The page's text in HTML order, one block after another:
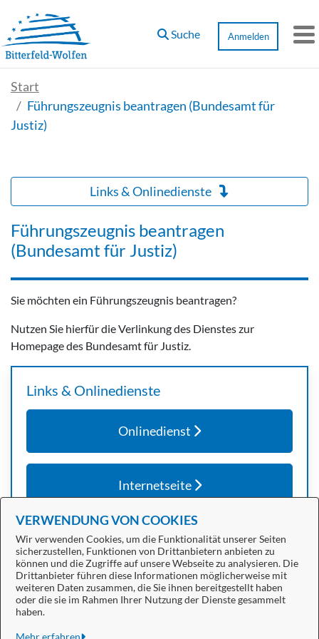
Zum Hauptinhalt springen
Suche
Anmelden
Start
Führungszeugnis beantragen (Bundesamt für
Justiz)
Links & Onlinedienste
Führungszeugnis beantragen
(Bundesamt für Justiz)
Sie möchten ein Führungszeugnis beantragen?
Nutzen Sie hierfür die Verlinkung des Dienstes zur
Homepage des Bundesamt für Justiz.
Links & Onlinedienste
Onlinedienst
Internetseite
Stadt Bitterfeld-Wolfen
VERWENDUNG VON COOKIES
Wir verwenden Cookies, um die Funktionalität unserer Seiten
sicherzustellen, Funktionen von Drittanbietern anbieten zu
können und die Zugriffe auf unsere Webseite zu analysieren. Die
Drittanbieter führen diese Informationen möglicherweise mit
weiteren Daten zusammen, die Sie ihnen bereitgestellt haben
oder die sie im Rahmen Ihrer Nutzung der Dienste gesammelt
haben.
Mehr erfahren